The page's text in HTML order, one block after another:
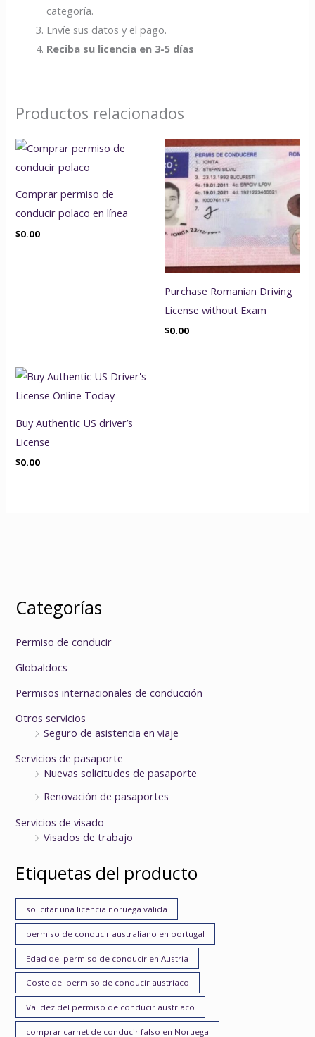
categoría.
Envíe sus datos y el pago.
Reciba su licencia en 3-5 días
Productos relacionados
Comprar permiso de
conducir polaco en línea
$0.00
Purchase Romanian Driving
License without Exam
$0.00
Buy Authentic US driver’s
License
$0.00
Categorías
Permiso de conducir
Globaldocs
Permisos internacionales de conducción
Otros servicios
Seguro de asistencia en viaje
Servicios de pasaporte
Nuevas solicitudes de pasaporte
Renovación de pasaportes
Servicios de visado
Visados de trabajo
Etiquetas del producto
solicitar una licencia noruega válida
permiso de conducir australiano en portugal
Edad del permiso de conducir en Austria
Coste del permiso de conducir austriaco
Validez del permiso de conducir austriaco
comprar carnet de conducir falso en Noruega